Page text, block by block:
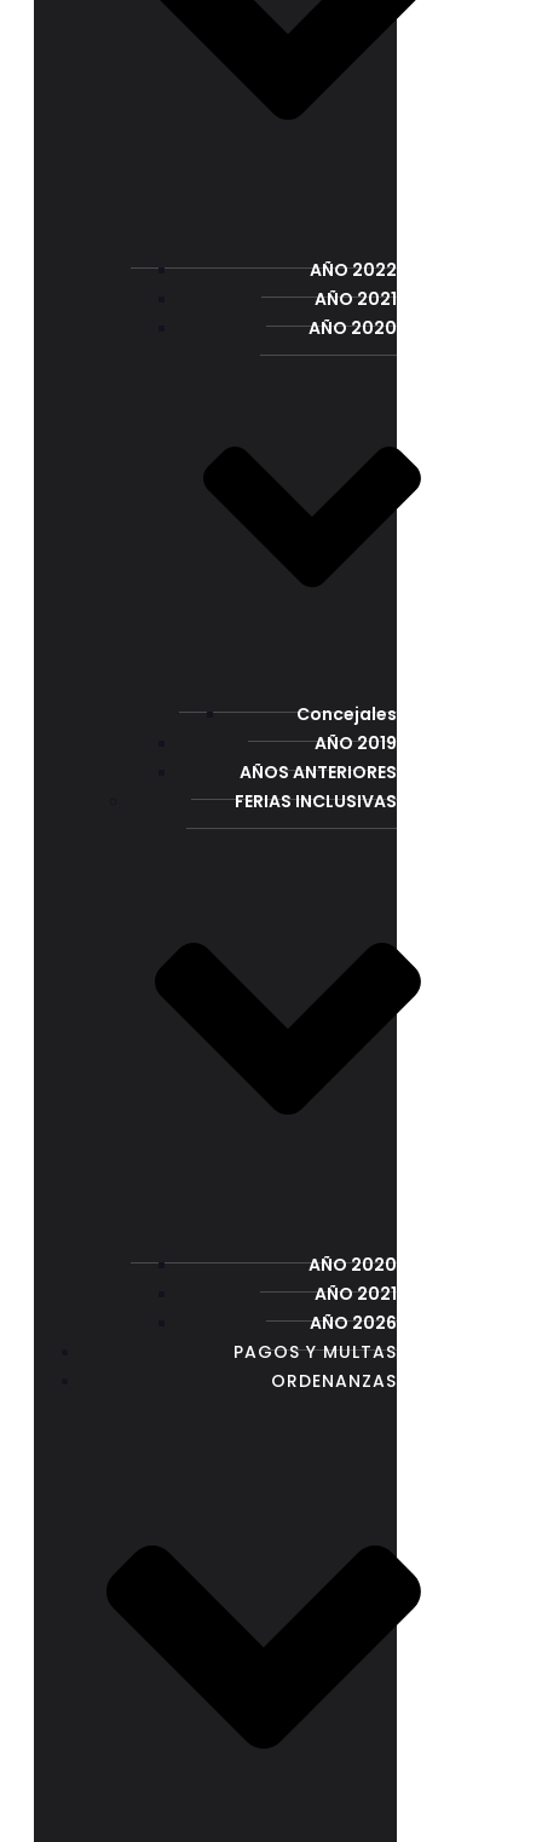
AÑO 2022
AÑO 2021
AÑO 2020
Concejales
AÑO 2019
AÑOS ANTERIORES
FERIAS INCLUSIVAS
AÑO 2020
AÑO 2021
AÑO 2026
PAGOS Y MULTAS
ORDENANZAS